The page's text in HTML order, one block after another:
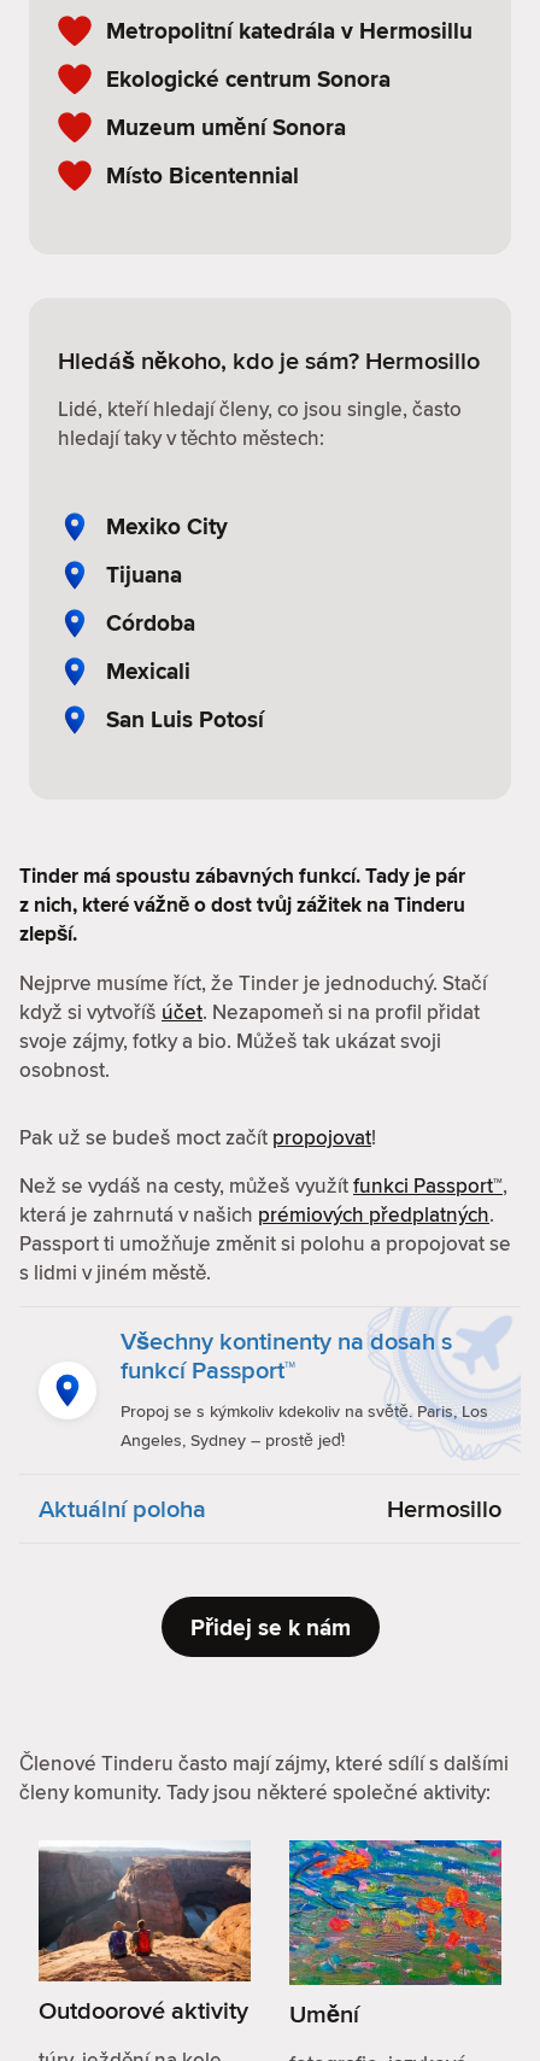
Metropolitní katedrála v Hermosillu
Ekologické centrum Sonora
Muzeum umění Sonora
Místo Bicentennial
Hledáš někoho, kdo je sám? Hermosillo
Lidé, kteří hledají členy, co jsou single, často
hledají taky v těchto městech:
Mexiko City
Tijuana
Córdoba
Mexicali
San Luis Potosí
Tinder má spoustu zábavných funkcí. Tady je pár
z nich, které vážně o dost tvůj zážitek na Tinderu
zlepší.
Nejprve musíme říct, že Tinder je jednoduchý. Stačí
když si vytvoříš účet. Nezapomeň si na profil přidat
svoje zájmy, fotky a bio. Můžeš tak ukázat svoji
osobnost.
Pak už se budeš moct začít propojovat!
Než se vydáš na cesty, můžeš využítfunkci Passport™,
která je zahrnutá v našich prémiových předplatných.
Passport ti umožňuje změnit si polohu a propojovat se
s lidmi v jiném městě.
Všechny kontinenty na dosah s
funkcí Passport™
Propoj se s kýmkoliv kdekoliv na světě. Paris, Los
Angeles, Sydney – prostě jeď!
Aktuální poloha Hermosillo
Přidej se k nám
Členové Tinderu často mají zájmy, které sdílí s dalšími
členy komunity. Tady jsou některé společné aktivity:
Outdoorové aktivity Umění